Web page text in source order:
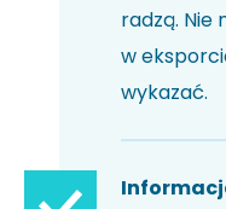
radzą. Nie
w
wykazać.